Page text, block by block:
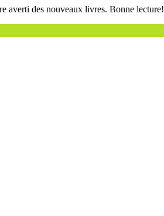
averti des nouveaux livres. Bonne lecture!